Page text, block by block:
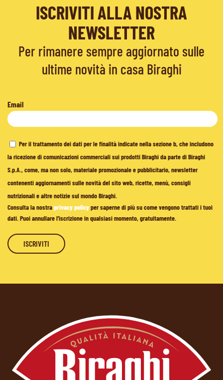
ISCRIVITI ALLA NOSTRA
NEWSLETTER
Per rimanere sempre aggiornato sulle
ultime novità in casa Biraghi
Email
Per il trattamento dei dati per le finalità indicate nella sezione b, che includono
la ricezione di comunicazioni commerciali sui prodotti Biraghi da parte di Biraghi
S.p.A., come, ma non solo, materiale promozionale e pubblicitario, newsletter
contenenti aggiornamenti sulle novità del sito web, ricette, menù, consigli
nutrizionali e altre notizie sul mondo Biraghi.
Consulta la nostraprivacy policyper saperne di più su come vengono trattati i tuoi
dati. Puoi annullare l'iscrizione in qualsiasi momento, gratuitamente.